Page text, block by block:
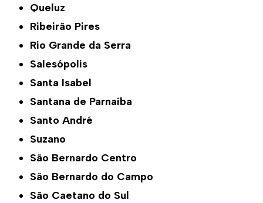
Queluz
Ribeirão Pires
Rio Grande da Serra
Salesópolis
Santa Isabel
Santana de Parnaíba
Santo André
Suzano
São Bernardo Centro
São Bernardo do Campo
São Caetano do Sul